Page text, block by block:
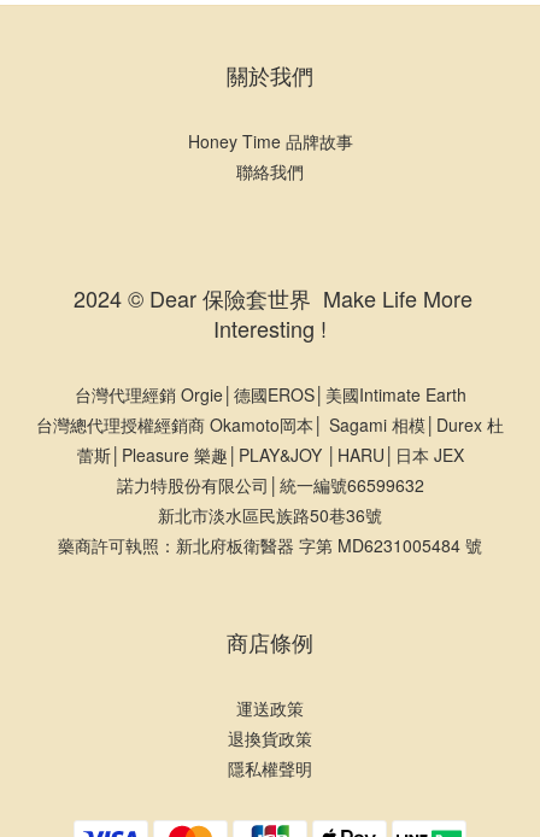
關於我們
Honey Time 品牌故事
聯絡我們
2024 © Dear 保險套世界 Make Life More
Interesting !
台灣代理經銷 Orgie│德國EROS│美國Intimate Earth
台灣總代理授權經銷商 Okamoto岡本│ Sagami 相模│Durex 杜
蕾斯│Pleasure 樂趣│PLAY&JOY │HARU│日本 JEX
諾力特股份有限公司│統一編號66599632
新北市淡水區民族路50巷36號
藥商許可執照：新北府板衛醫器 字第 MD6231005484 號
商店條例
運送政策
退換貨政策
隱私權聲明